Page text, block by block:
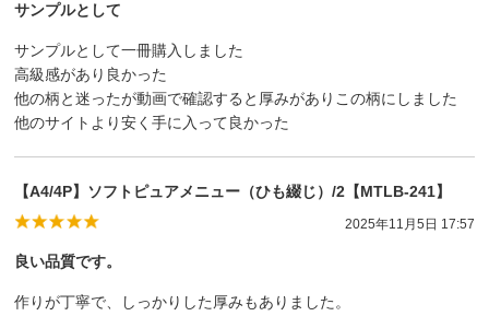
サンプルとして
サンプルとして一冊購入しました
高級感があり良かった
他の柄と迷ったが動画で確認すると厚みがありこの柄にしました
他のサイトより安く手に入って良かった
【A4/4P】ソフトピュアメニュー（ひも綴じ）/2【MTLB-241】
2025年11月5日 17:57
良い品質です。
作りが丁寧で、しっかりした厚みもありました。